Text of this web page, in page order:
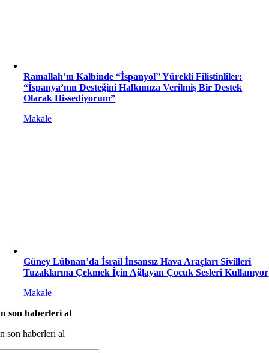
Ramallah’ın Kalbinde “İspanyol” Yürekli Filistinliler:
“İspanya’nın Desteğini Halkımıza Verilmiş Bir Destek
Olarak Hissediyorum”
Makale
Güney Lübnan’da İsrail İnsansız Hava Araçları Sivilleri
Tuzaklarına Çekmek İçin Ağlayan Çocuk Sesleri Kullanıyor
Makale
son haberleri al
son haberleri al